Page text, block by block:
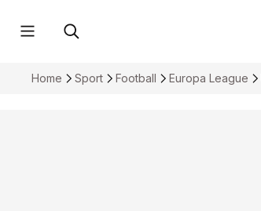
Home Sport Football Europa League